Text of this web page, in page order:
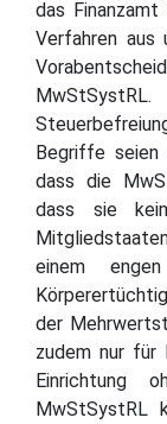
das
Verfahren aus
Begriffe seien
dass die
dass sie
einem
der
zudem nur für
Einrichtung
MwStSystRL